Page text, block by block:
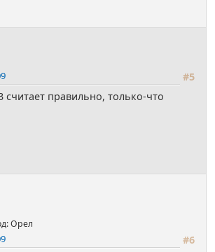
#5
правильно, только-что
Орел
#6